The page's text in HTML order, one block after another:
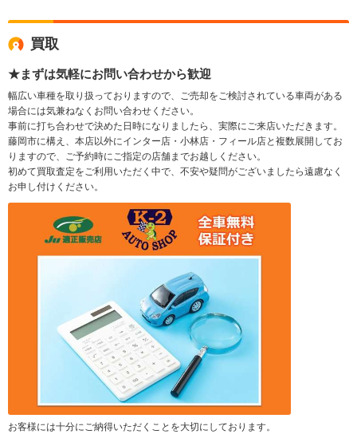
買取
★まずは気軽にお問い合わせから歓迎
幅広い車種を取り扱っておりますので、ご売却をご検討されている車両がある
場合には気兼ねなくお問い合わせください。
事前に打ち合わせで決めた日時になりましたら、実際にご来店いただきます。
藤岡市に構え、本店以外にインター店・小林店・フィール店と複数展開してお
りますので、ご予約時にご指定の店舗までお越しください。
初めて買取査定をご利用いただく中で、不安や疑問がございましたら遠慮なく
お申し付けください。
お客様には十分にご納得いただくことを大切にしております。